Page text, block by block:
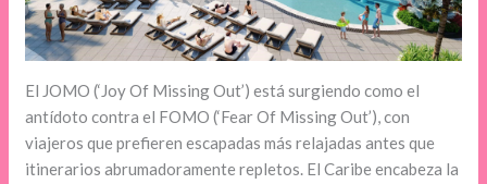
El JOMO (‘Joy Of Missing Out’) está surgiendo como el
antídoto contra el FOMO (‘Fear Of Missing Out’), con
viajeros que prefieren escapadas más relajadas antes que
itinerarios abrumadoramente repletos. El Caribe encabeza la